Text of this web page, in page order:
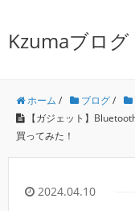
Kzumaブログ
ホーム / ブログ/
【ガジェット】
買ってみた！
2024.04.10